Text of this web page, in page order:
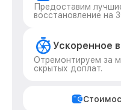
Предоставим
восстановление на
Ускоренное
Отремонтируем за
скрытых доплат.